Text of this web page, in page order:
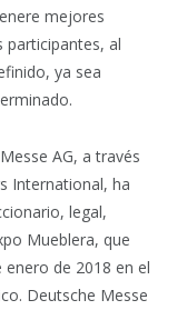
mejores
participantes, al
ya sea
AG, a través
International, ha
legal,
Mueblera, que
de 2018 en el
Deutsche Messe